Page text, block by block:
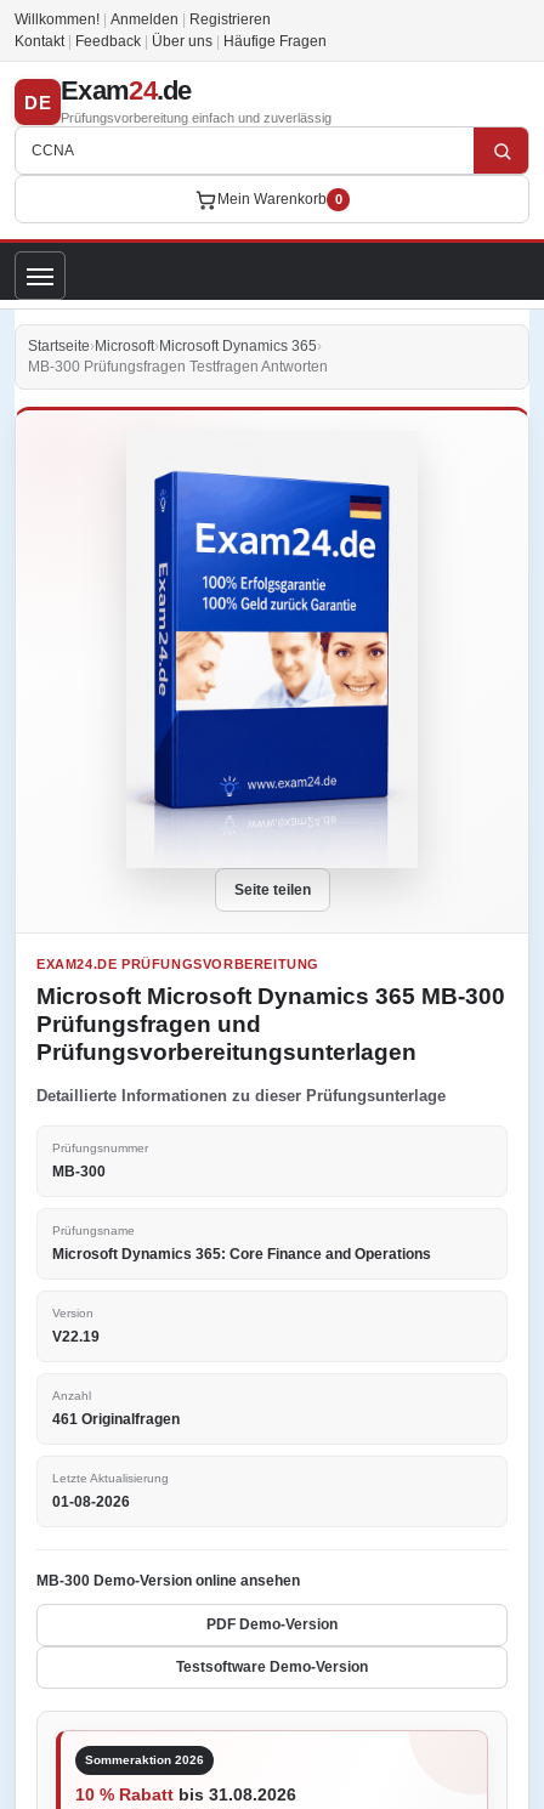
Willkommen! Anmelden
Registrieren
Kontakt
Feedback Über uns Häufige Fragen
DE Exam24.de
Prüfungsvorbereitung einfach und zuverlässig
Mein Warenkorb 0
Startseite›Microsoft›Microsoft Dynamics 365›
MB-300 Prüfungsfragen Testfragen Antworten
Seite teilen
EXAM24.DE PRÜFUNGSVORBEREITUNG
Microsoft Microsoft Dynamics 365 MB-300
Prüfungsfragen und
Prüfungsvorbereitungsunterlagen
Detaillierte Informationen zu dieser Prüfungsunterlage
Prüfungsnummer
MB-300
Prüfungsname
Microsoft Dynamics 365: Core Finance and Operations
Version
V22.19
Anzahl
461 Originalfragen
Letzte Aktualisierung
01-08-2026
MB-300 Demo-Version online ansehen
PDF Demo-Version
Testsoftware Demo-Version
Sommeraktion 2026
10 % Rabatt bis 31.08.2026